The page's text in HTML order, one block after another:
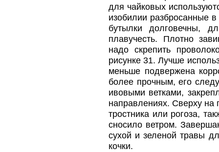
для чайковых
изобилии разбросанные
бутылки долговечны,
плавучесть. Плотно
надо скрепить
рисунке 31. Лучше
меньше подвержена
более прочным, его
ивовыми ветками,
направлениях. Сверху на
тростника или рогоза,
сносило ветром.
сухой и зеленой травы
кочки.